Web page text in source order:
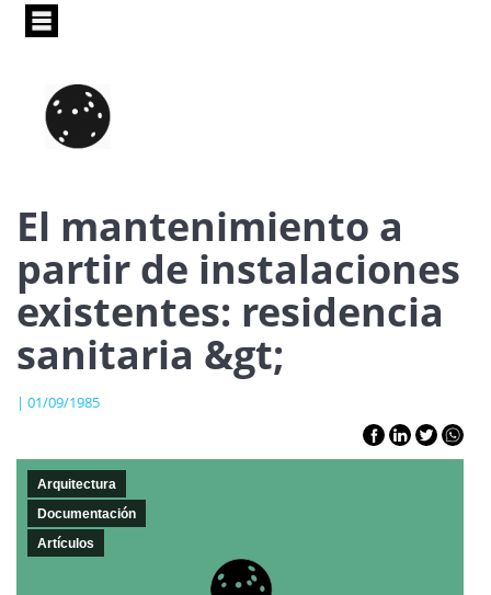
Pasar
principal
El mantenimiento a
partir de instalaciones
existentes: residencia
sanitaria &gt;
| 01/09/1985
Arquitectura
Documentación
Artículos